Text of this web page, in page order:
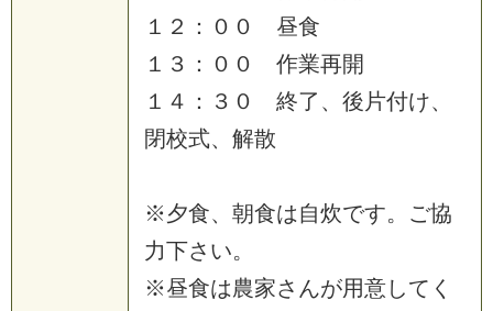
１ ２ ： ０ ０ 昼食
１ ３ ： ０ ０ 作業再開
１ ４ ： ３ ０ 終了 、 後片付け、
閉校式、 解散
※ 夕食、 朝食は自炊です。 ご協
力下さ い。
※昼食は農家さ んが用意して く